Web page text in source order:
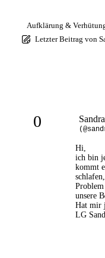
Aufklärung &
Letzter Beitrag von
0
Hi,
ich bin
kommt
unsere
Hat mir
LG